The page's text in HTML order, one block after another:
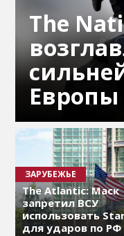
The
Европы
ЗАРУБЕЖЬЕ
The Atlantic: Маск
запретил ВСУ
использовать
для ударов по РФ